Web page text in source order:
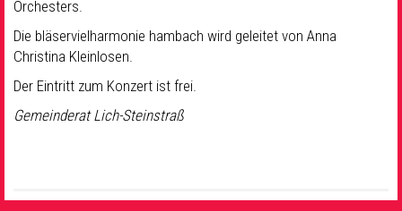
Orchesters.
Die bläservielharmonie hambach wird geleitet von Anna
Christina Kleinlosen.
Der Eintritt zum Konzert ist frei.
Gemeinderat Lich-Steinstraß